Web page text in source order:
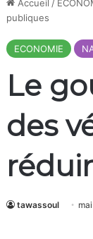
Accueil /
publiques
ECONOMIE
Le
des
tawassoul